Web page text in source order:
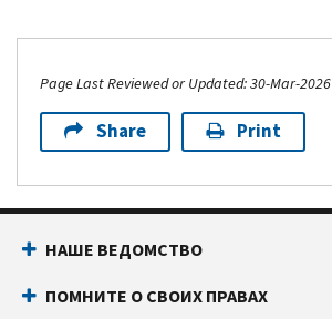
Page Last Reviewed or Updated: 30-Mar-2026
Share Print
НАШЕ ВЕДОМСТВО
ПОМНИТЕ О СВОИХ ПРАВАХ